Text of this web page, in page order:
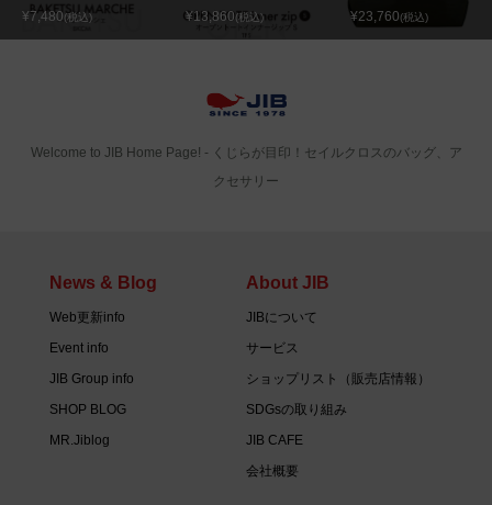
¥7,480(税込) ¥13,860(税込) ¥23,760(税込)
Welcome to JIB Home Page! ‐ くじらが目印！セイルクロスのバッグ、ア
クセサリー
News & Blog
Web更新info
Event info
JIB Group info
SHOP BLOG
MR.Jiblog
About JIB
JIBについて
サービス
ショップリスト（販売店情報）
SDGsの取り組み
JIB CAFE
会社概要